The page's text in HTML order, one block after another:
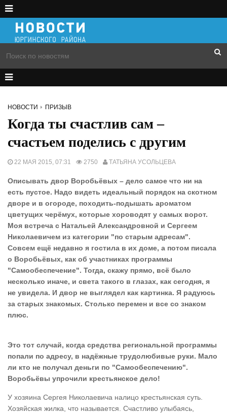
НОВОСТИ ПРИЗЫВ
Когда ты счастлив сам –
счастьем поделись с другим
22 МАЯ 2015, 07:31 2750 ТАТЬЯНА УСОЛЬЦЕВА
Описывать двор Воробьёвых – дело самое что ни на
есть пустое. Надо видеть идеальный порядок на скотном
дворе и в огороде, походить-подышать ароматом
цветущих черёмух, которые хороводят у самых ворот.
Моя встреча с Натальей Александровной и Сергеем
Николаевичем из категории "по старым адресам".
Совсем ещё недавно я гостила в их доме, а потом писала
о Воробьёвых, как об участниках программы
"Самообеспечение". Тогда, скажу прямо, всё было
несколько иначе, и света такого в глазах, как сегодня, я
не увидела. И двор не выглядел как картинка. Я радуюсь
за старых знакомых. Столько перемен и все со знаком
плюс.
Это тот случай, когда средства региональной программы
попали по адресу, в надёжные трудолюбивые руки. Мало
ли кто не получал деньги по "Самообеспечению".
Воробьёвы упрочили крестьянское дело!
У хозяина Сергея Николаевича налицо крестьянская суть.
Хозяйская жилка, что называется. Счастливо улыбаясь,